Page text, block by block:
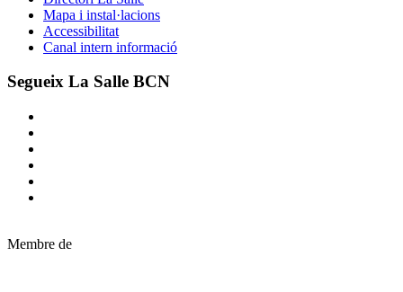
Mapa i instal·lacions
Accessibilitat
Canal intern informació
Segueix La Salle BCN
Membre de